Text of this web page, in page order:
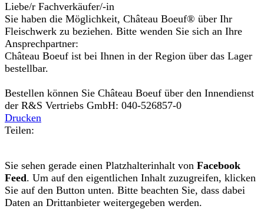
Liebe/r Fachverkäufer/-in
Sie haben die Möglichkeit, Château Boeuf® über Ihr
Fleischwerk zu beziehen. Bitte wenden Sie sich an Ihre
Ansprechpartner:
Château Boeuf ist bei Ihnen in der Region über das Lager
bestellbar.
Bestellen können Sie Château Boeuf über den Innendienst
der R&S Vertriebs GmbH: 040-526857-0
Drucken
Teilen:
Sie sehen gerade einen Platzhalterinhalt von Facebook
Feed. Um auf den eigentlichen Inhalt zuzugreifen, klicken
Sie auf den Button unten. Bitte beachten Sie, dass dabei
Daten an Drittanbieter weitergegeben werden.